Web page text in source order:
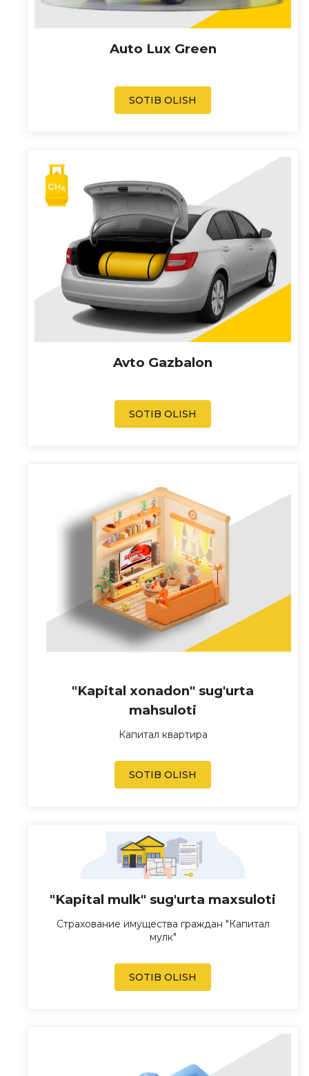
Auto Lux Green
SOTIB OLISH
Avto Gazbalon
SOTIB OLISH
"Kapital xonadon" sug'urta
mahsuloti
Капитал квартира
SOTIB OLISH
"Kapital mulk" sug'urta maxsuloti
Страхование имущества граждан "Капитал
мулк"
SOTIB OLISH